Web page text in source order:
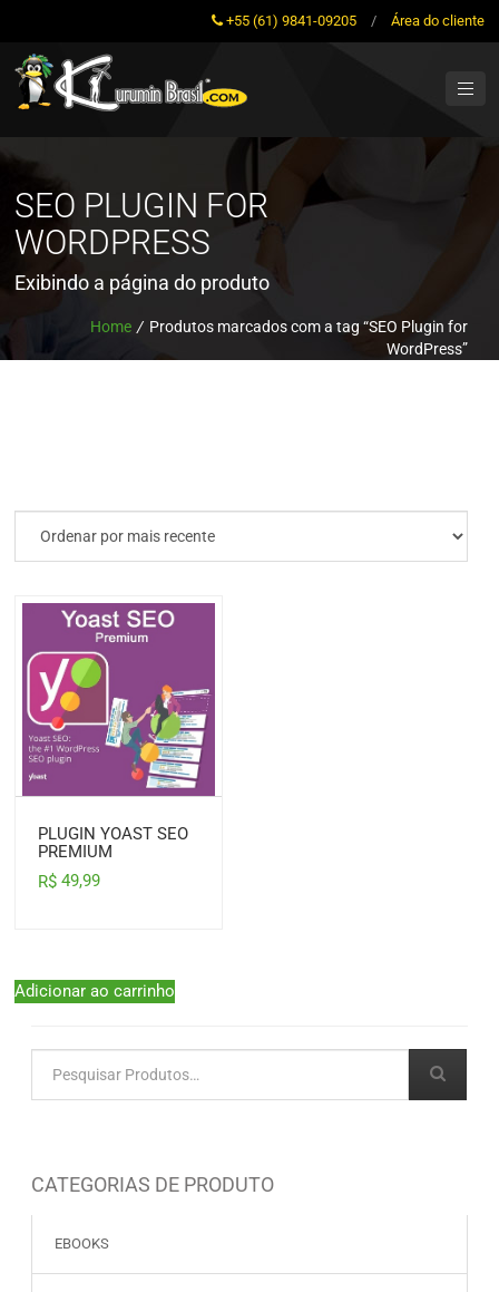
+55 (61) 9841-09205 / Área do cliente
SEO PLUGIN FOR
WORDPRESS
Exibindo a página do produto
Home / Produtos marcados com a tag “SEO Plugin for
WordPress”
PLUGIN YOAST SEO
PREMIUM
R$ 49,99
Adicionar ao carrinho
CATEGORIAS DE PRODUTO
EBOOKS